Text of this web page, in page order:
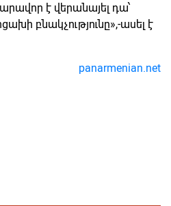
է վերանայել դա՝
բնակչությունը»,-ասել է
panarmenian.net